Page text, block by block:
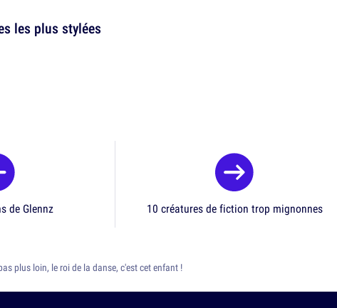
les plus stylées
de Glennz 10 créatures de fiction trop mignonnes
plus loin, le roi de la danse, c'est cet enfant !